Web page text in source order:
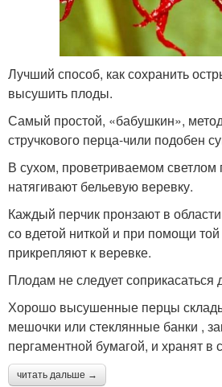
Лучший способ, как сохранить
высушить плоды.
Самый простой, «бабушкин»,
стручкового перца-чили подобен
В сухом, проветриваемом
натягивают бельевую веревку.
Каждый перчик пронзают в
со вдетой ниткой и при помощи
прикрепляют к веревке.
Плодам не следует соприкасаться
Хорошо высушенные перцы
мешочки или стеклянные банки ,
пергаментной бумагой, и хранят
читать дальше →